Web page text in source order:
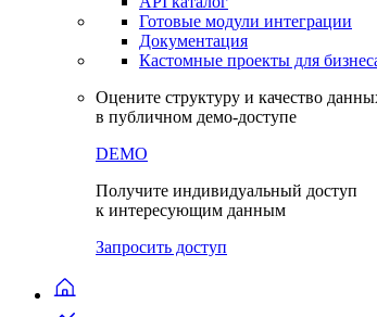
Получить доступ
API & Data Feed
API and Data Feed
API каталог
Документация
Кастомные проекты для бизнеса
Оцените структуру и качество данных
в публичном демо-доступе
DEMO
Получите индивидуальный доступ